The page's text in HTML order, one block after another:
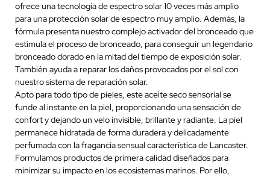
ofrece una tecnología de espectro solar 10 veces más amplio
para una protección solar de espectro muy amplio. Además, la
fórmula presenta nuestro complejo activador del bronceado que
estimula el proceso de bronceado, para conseguir un legendario
bronceado dorado en la mitad del tiempo de exposición solar.
También ayuda a reparar los daños provocados por el sol con
nuestro sistema de reparación solar.
Apto para todo tipo de pieles, este aceite seco sensorial se
funde al instante en la piel, proporcionando una sensación de
confort y dejando un velo invisible, brillante y radiante. La piel
permanece hidratada de forma duradera y delicadamente
perfumada con la fragancia sensual característica de Lancaster.
Formulamos productos de primera calidad diseñados para
minimizar su impacto en los ecosistemas marinos. Por ello,